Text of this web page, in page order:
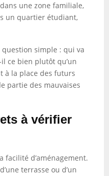
une zone familiale,
un quartier étudiant,
simple : qui va
ce bien plutôt qu’un
à la place des futurs
partie des mauvaises
à vérifier
facilité d’aménagement.
terrasse ou d’un